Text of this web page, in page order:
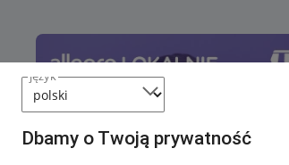
język
Dbamy o Twoją prywatność